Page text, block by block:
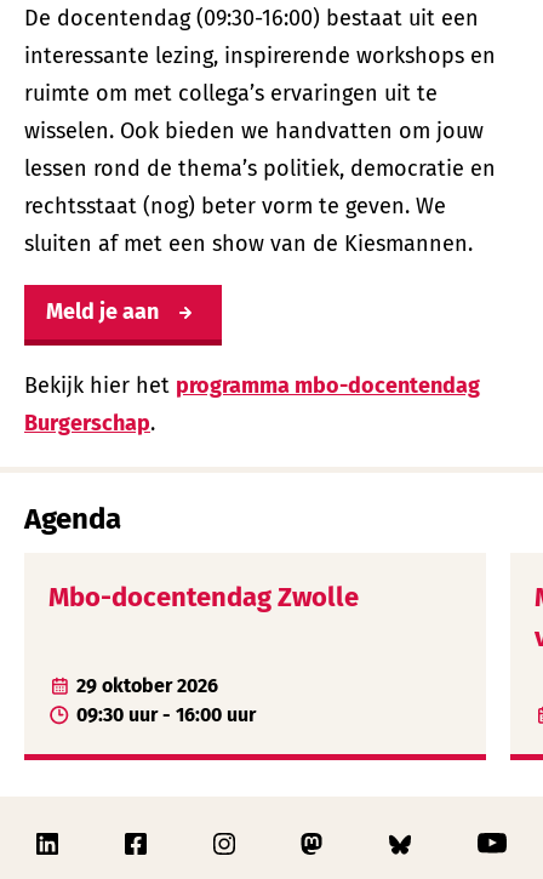
De docentendag (09:30-16:00) bestaat uit een
interessante lezing, inspirerende workshops en
ruimte om met collega’s ervaringen uit te
wisselen. Ook bieden we handvatten om jouw
lessen rond de thema’s politiek, democratie en
rechtsstaat (nog) beter vorm te geven. We
sluiten af met een show van de Kiesmannen.
Meld je aan
Bekijk hier het programma mbo-docentendag
Burgerschap.
Agenda
Mbo-docentendag Zwolle
29 oktober 2026
09:30 uur - 16:00 uur